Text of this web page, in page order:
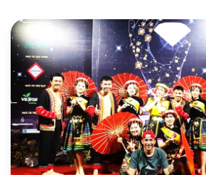
0866.48.1115